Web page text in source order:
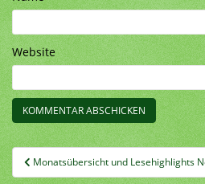
Website
Beitragsnavigation
Monatsübersicht und Lesehighlights